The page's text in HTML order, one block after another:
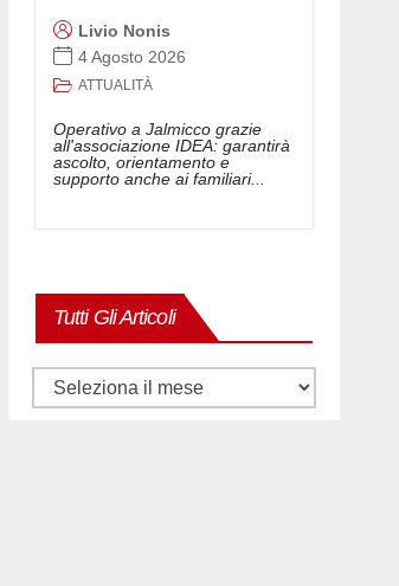
Livio Nonis
4 Agosto 2026
ATTUALITÀ
Operativo a Jalmicco grazie
all'associazione IDEA: garantirà
ascolto, orientamento e
supporto anche ai familiari...
Tutti Gli Articoli
Tutti